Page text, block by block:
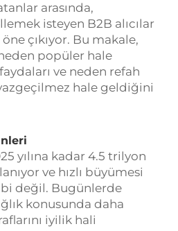
arasında,
isteyen B2B alıcılar
çıkıyor. Bu makale,
popüler hale
ve neden refah
hale geldiğini
yılına kadar 4.5 trilyon
ve hızlı büyümesi
değil. Bugünlerde
konusunda daha
iyilik hali